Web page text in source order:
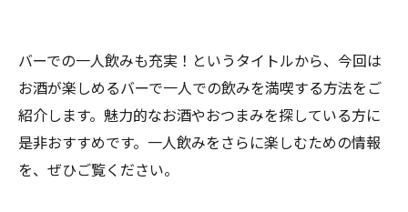
バーでの一人飲みも充実！というタイトルから、今回は
お酒が楽しめるバーで一人での飲みを満喫する方法をご
紹介します。魅力的なお酒やおつまみを探している方に
是非おすすめです。一人飲みをさらに楽しむための情報
を、ぜひご覧ください。